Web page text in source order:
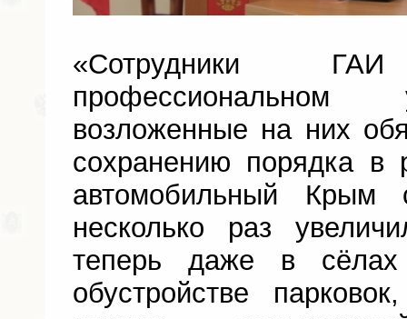
«Сотрудники
профессиональном
возложенные на них
сохранению порядка в
автомобильный Крым
несколько раз
теперь даже в сёлах
обустройстве